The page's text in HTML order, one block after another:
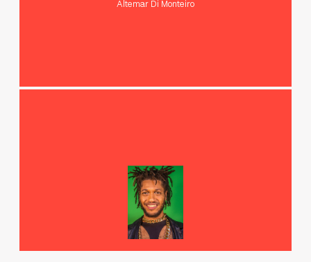
Altemar Di Monteiro